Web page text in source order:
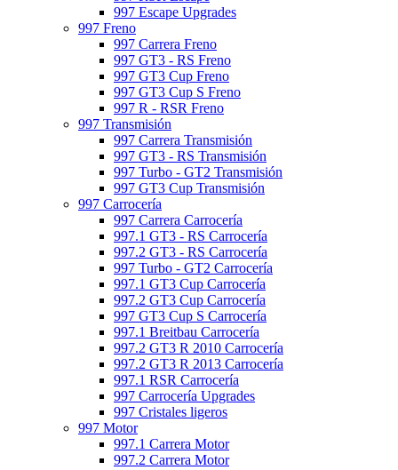
997 Escape Upgrades
997 Freno
997 Carrera Freno
997 GT3 - RS Freno
997 GT3 Cup Freno
997 GT3 Cup S Freno
997 R - RSR Freno
997 Transmisión
997 Carrera Transmisión
997 GT3 - RS Transmisión
997 Turbo - GT2 Transmisión
997 GT3 Cup Transmisión
997 Carrocería
997 Carrera Carrocería
997.1 GT3 - RS Carrocería
997.2 GT3 - RS Carrocería
997 Turbo - GT2 Carrocería
997.1 GT3 Cup Carrocería
997.2 GT3 Cup Carrocería
997 GT3 Cup S Carrocería
997.1 Breitbau Carrocería
997.2 GT3 R 2010 Carrocería
997.2 GT3 R 2013 Carrocería
997.1 RSR Carrocería
997 Carrocería Upgrades
997 Cristales ligeros
997 Motor
997.1 Carrera Motor
997.2 Carrera Motor